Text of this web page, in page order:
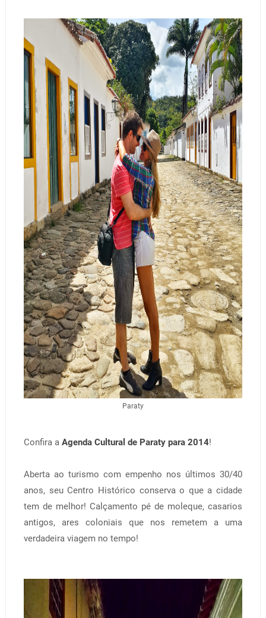
Paraty
Confira a Agenda Cultural de Paraty para 2014!
Aberta ao turismo com empenho nos últimos 30/40
anos, seu Centro Histórico conserva o que a cidade
tem de melhor! Calçamento pé de moleque, casarios
antigos, ares coloniais que nos remetem a uma
verdadeira viagem no tempo!